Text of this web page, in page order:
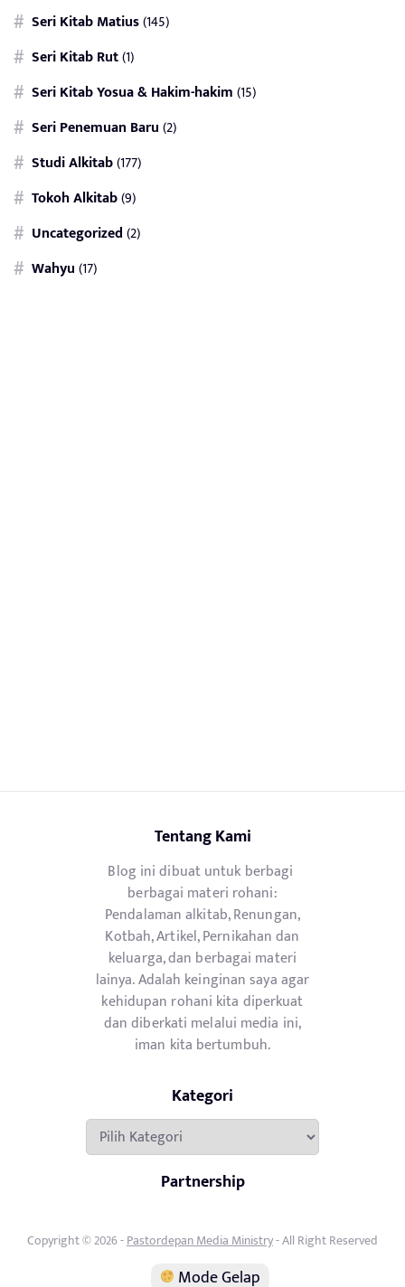
Seri Kitab Matius(145)
Seri Kitab Rut(1)
Seri Kitab Yosua & Hakim-hakim(15)
Seri Penemuan Baru(2)
Studi Alkitab(177)
Tokoh Alkitab(9)
Uncategorized(2)
Wahyu(17)
Tentang Kami
Blog ini dibuat untuk berbagi
berbagai materi rohani:
Pendalaman alkitab, Renungan,
Kotbah, Artikel, Pernikahan dan
keluarga, dan berbagai materi
lainya. Adalah keinginan saya agar
kehidupan rohani kita diperkuat
dan diberkati melalui media ini,
iman kita bertumbuh.
Kategori
Kategori
Partnership
Copyright © 2026 -Pastordepan Media Ministry- All Right Reserved
Mode Gelap